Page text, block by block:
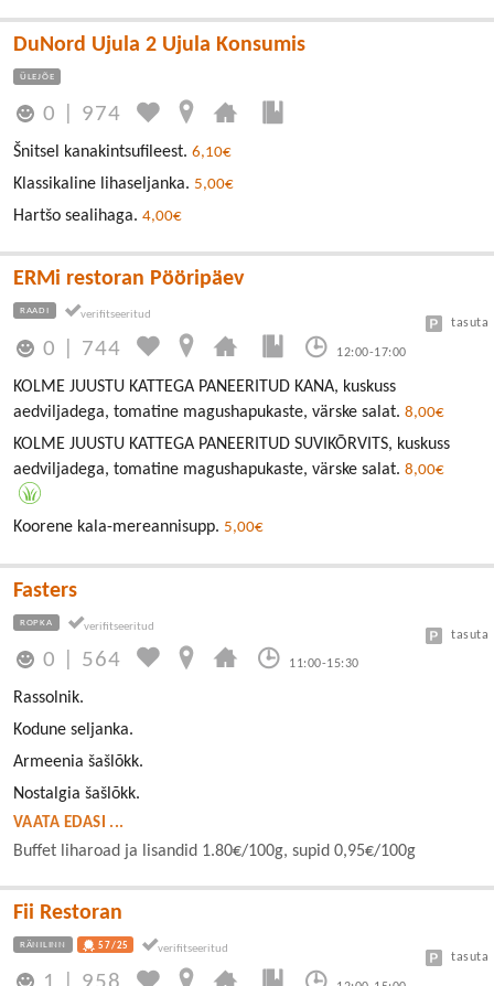
DuNord Ujula 2 Ujula Konsumis
ÜLEJÕE
0 974
Šnitsel kanakintsufileest. 6,10€
Klassikaline lihaseljanka. 5,00€
Hartšo sealihaga. 4,00€
ERMi restoran Pööripäev
RAADI
0 744 12:00-17:00
tasuta
KOLME JUUSTU KATTEGA PANEERITUD KANA, kuskuss
aedviljadega, tomatine magushapukaste, värske salat. 8,00€
KOLME JUUSTU KATTEGA PANEERITUD SUVIKÕRVITS, kuskuss
aedviljadega, tomatine magushapukaste, värske salat. 8,00€
Koorene kala-mereannisupp. 5,00€
Fasters
ROPKA
0 564 11:00-15:30
tasuta
Rassolnik.
Kodune seljanka.
Armeenia šašlõkk.
Nostalgia šašlõkk.
VAATA EDASI ...
Buffet liharoad ja lisandid 1.80€/100g, supid 0,95€/100g
Fii Restoran
RÄNILINN 57/25
tasuta